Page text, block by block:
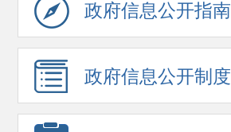
政府信息公开指南
政府信息公开制度